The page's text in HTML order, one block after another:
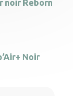
noir Reborn
Noir